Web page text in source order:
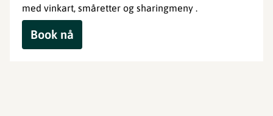
med vinkart, småretter og sharingmeny .
Book nå